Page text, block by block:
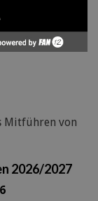
Mitführen von
2026/2027